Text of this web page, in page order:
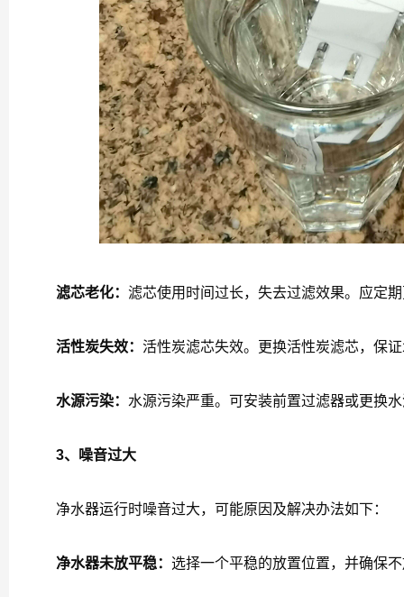
滤芯老化： 滤芯使用时间过长，失去过滤效果。应定
活性炭失效： 活性炭滤芯失效。更换活性炭滤芯，保
水源污染： 水源污染严重。可安装前置过滤器或更换
3、噪音过大
净水器运行时噪音过大，可能原因及解决办法如下：
净水器未放平稳： 选择一个平稳的放置位置，并确保